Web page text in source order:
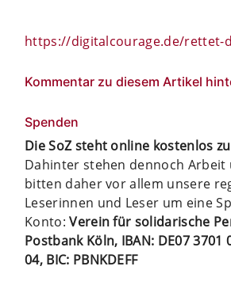
https://digitalcourage.de/rettet-
Kommentar zu diesem Artikel
Spenden
Die SoZ steht online kostenlos
Dahinter stehen dennoch Arbeit
bitten daher vor allem unsere
Leserinnen und Leser um eine
Konto:Verein für solidarische
Postbank Köln, IBAN: DE07 3701
04, BIC: PBNKDEFF